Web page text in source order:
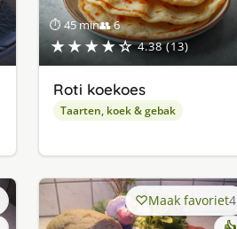
⏱ 45 min👥 6
★★★★☆ 4.38 (13)
Roti koekoes
Taarten, koek & gebak
Maak favoriet4